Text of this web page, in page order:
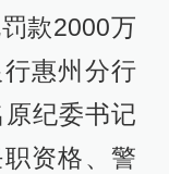
款2000万
行惠州分行
纪委书记
资格、警